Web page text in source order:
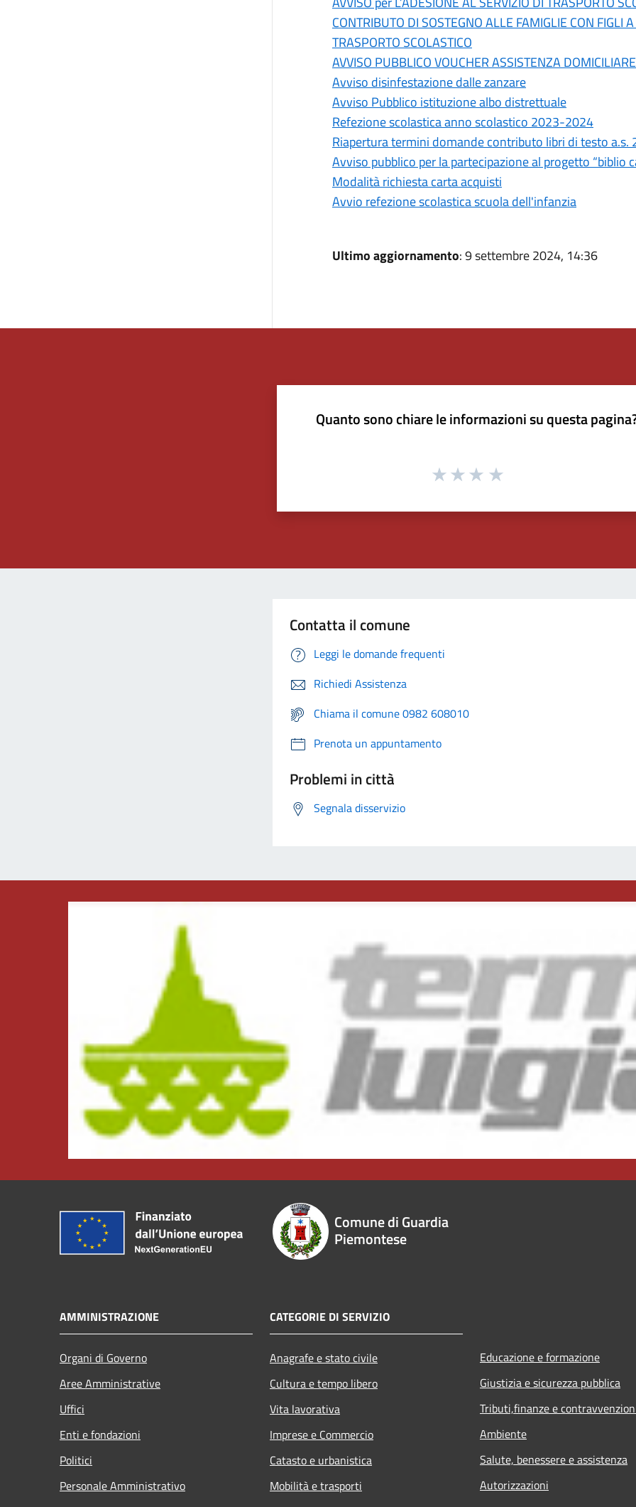
CONTRIBUTO DI SOSTEGNO ALLE FAMIGLIE CON FIGLI
TRASPORTO SCOLASTICO
AVVISO PUBBLICO VOUCHER ASSISTENZA
Avviso disinfestazione dalle zanzare
Avviso Pubblico istituzione albo distrettuale
Refezione scolastica anno scolastico 2023-2024
Riapertura termini domande contributo libri di testo
Avviso pubblico per la partecipazione al progetto “biblio
Modalità richiesta carta acquisti
Avvio refezione scolastica scuola dell'infanzia
Ultimo aggiornamento: 9 settembre 2024, 14:36
Quanto sono chiare le informazioni su questa
Contatta il comune
Leggi le domande frequenti
Richiedi Assistenza
Chiama il comune 0982 608010
Prenota un appuntamento
Problemi in città
Segnala disservizio
Comune di Guardia
Piemontese
AMMINISTRAZIONE
Organi di Governo
Aree Amministrative
Uffici
Enti e fondazioni
Politici
Personale Amministrativo
CATEGORIE DI SERVIZIO
Anagrafe e stato civile
Cultura e tempo libero
Vita lavorativa
Imprese e Commercio
Catasto e urbanistica
Mobilità e trasporti
Educazione e formazione
Giustizia e sicurezza pubblica
Tributi,finanze e
Ambiente
Salute, benessere e assistenza
Autorizzazioni